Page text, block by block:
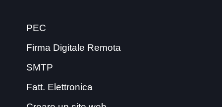
PEC
Firma Digitale Remota
SMTP
Fatt. Elettronica